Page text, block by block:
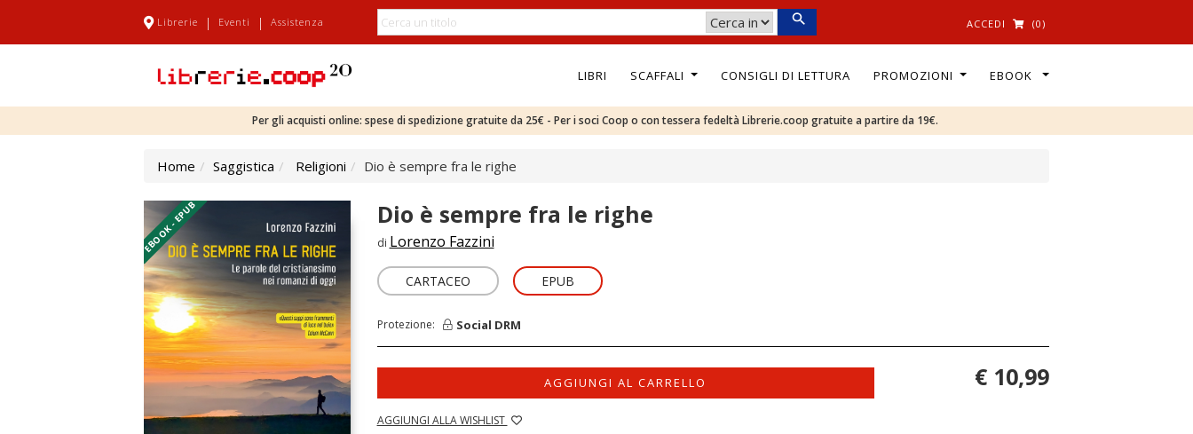
Librerie | Eventi | Assistenza ACCEDI (0)
LIBRI SCAFFALI CONSIGLI DI LETTURA PROMOZIONI EBOOK
Per gli acquisti online: spese di spedizione gratuite da 25€ - Per i soci Coop o con tessera fedeltà Librerie.coop gratuite a partire da 19€.
Home Saggistica Religioni Dio è sempre fra le righe
EBOOK - EPUB Dio è sempre fra le righe
di Lorenzo Fazzini
CARTACEO EPUB
Protezione: Social DRM
AGGIUNGI AL CARRELLO
AGGIUNGI ALLA WISHLIST
€ 10,99